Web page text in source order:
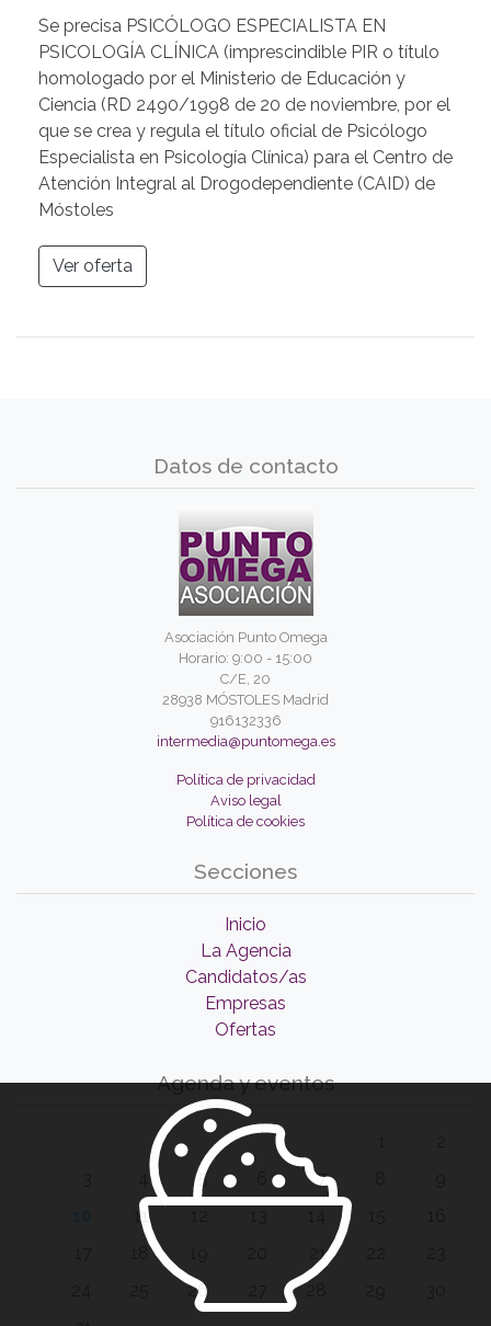
Se precisa PSICÓLOGO ESPECIALISTA EN
PSICOLOGÍA CLÍNICA (imprescindible PIR o título
homologado por el Ministerio de Educación y
Ciencia (RD 2490/1998 de 20 de noviembre, por el
que se crea y regula el título oficial de Psicólogo
Especialista en Psicología Clínica) para el Centro de
Atención Integral al Drogodependiente (CAID) de
Móstoles
Ver oferta
Datos de contacto
Asociación Punto Omega
Horario: 9:00 - 15:00
C/E, 20
28938 MÓSTOLES Madrid
916132336
intermedia@puntomega.es
Política de privacidad
Aviso legal
Política de cookies
Secciones
Inicio
La Agencia
Candidatos/as
Empresas
Ofertas
Agenda y eventos
5 7
11
21
26 28